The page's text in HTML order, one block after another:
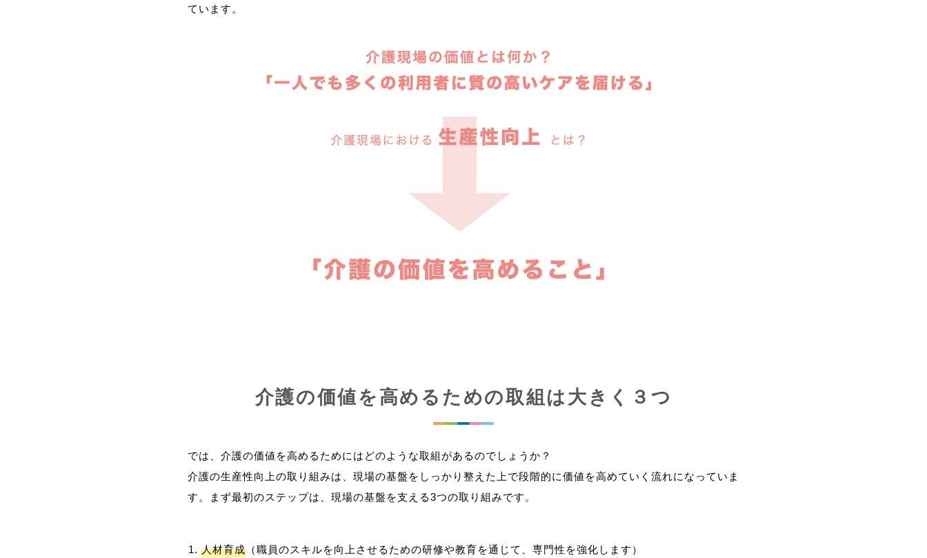
介護の価値を高めるための取組は大きく３つ
では、介護の価値を高めるためにはどのような取組があるのでしょうか？
介護の生産性向上の取り組みは、現場の基盤をしっかり整えた上で段階的に価値を高めていく流れになっていま
人材育成 （職員のスキルを向上させるための研修や教育を通じて、専門性を強化します）